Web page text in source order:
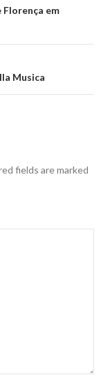
Florença em
Musica
fields are marked